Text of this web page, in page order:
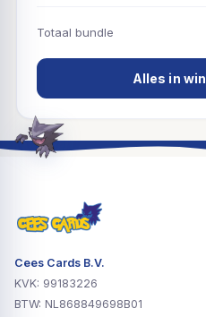
Totaal bundle
Alles in
Cees Cards B.V.
KVK: 99183226
BTW: NL868849698B01